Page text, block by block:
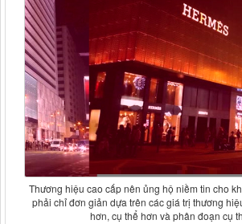
Thương hiệu cao cấp nên ủng hộ niềm tin cho
phải chỉ đơn giản dựa trên các giá trị thương
hơn, cụ thể hơn và phân đoạn cụ